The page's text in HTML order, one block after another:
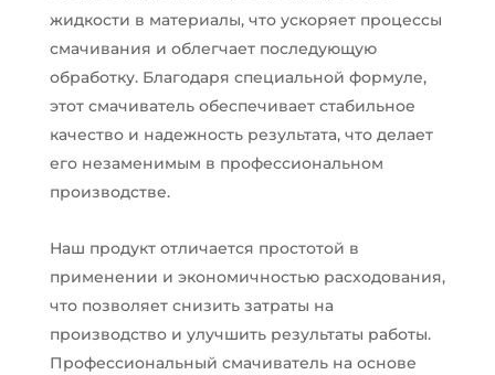
жидкости в материалы, что ускоряет процессы
смачивания и облегчает последующую
обработку. Благодаря специальной формуле,
этот смачиватель обеспечивает стабильное
качество и надежность результата, что делает
его незаменимым в профессиональном
производстве.
Наш продукт отличается простотой в
применении и экономичностью расходования,
что позволяет снизить затраты на
производство и улучшить результаты работы.
Профессиональный смачиватель на основе